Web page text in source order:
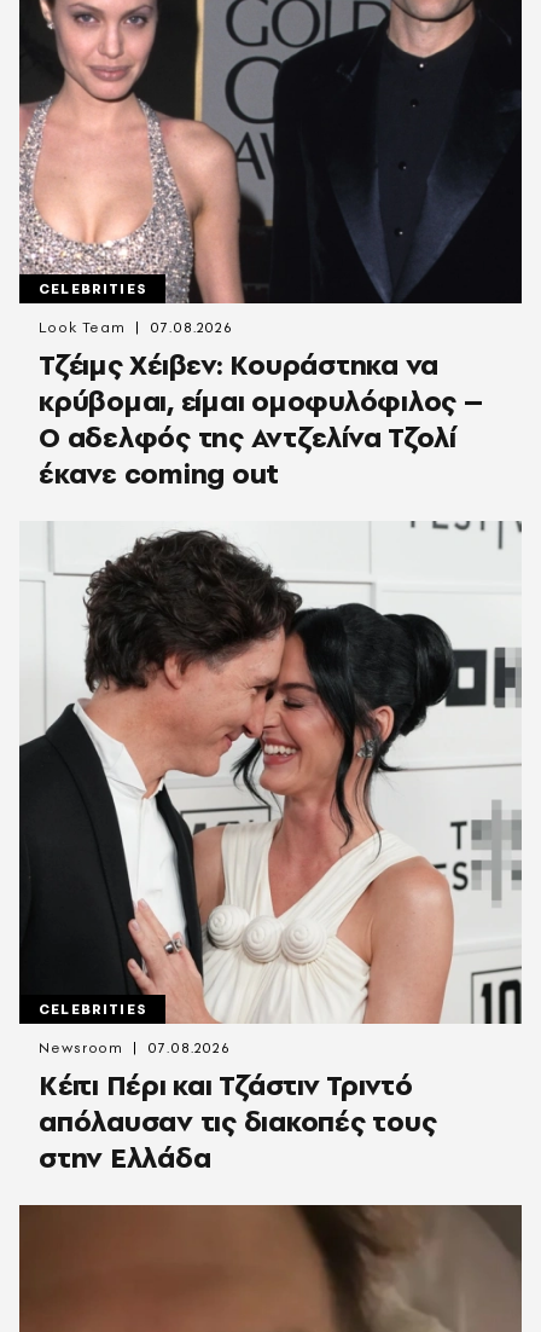
CELEBRITIES
Τζέιμς Χέιβεν: Κουράστηκα να
κρύβομαι, είμαι ομοφυλόφιλος –
Ο αδελφός της Αντζελίνα Τζολί
έκανε coming out
Look Team 07.08.2026
CELEBRITIES
Κέιτι Πέρι και Τζάστιν Τριντό
απόλαυσαν τις διακοπές τους
στην Ελλάδα
Newsroom 07.08.2026